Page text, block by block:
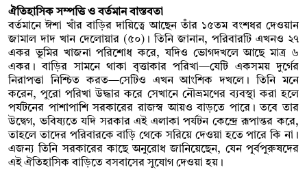
ঐতিহাসিক সম্পত্তি ও বর্তমান বাস্তবতা
বর্তমানে ঈশা খাঁর বাড়ির দায়িত্বে আছেন তাঁর ১৫তম বংশধর দেওয়ান
জামাল দাদ খান দেলোয়ার (৫০)। তিনি জানান, পরিবারটি এখনও ২৭
একর ভূমির খাজনা পরিশোধ করে, যদিও ভোগদখলে আছে মাত্র ৬
একর। বাড়ির সামনে থাকা বৃত্তাকার পরিখা—যেটি একসময় দুর্গের
নিরাপত্তা নিশ্চিত করত—সেটিও এখন আংশিক দখলে। তিনি মনে
করেন, পুরো পরিখা উদ্ধার করে সেখানে নৌভ্রমণের ব্যবস্থা করা হলে
পর্যটনের পাশাপাশি সরকারের রাজস্ব আয়ও বাড়তে পারে। তবে তার
উদ্বেগ, ভবিষ্যতে যদি সরকার এই এলাকা পর্যটন কেন্দ্রে রূপান্তর করে,
তাহলে তাদের পরিবারকে বাড়ি থেকে সরিয়ে দেওয়া হতে পারে কি না।
এজন্য তিনি সরকারের কাছে অনুরোধ জানিয়েছেন, যেন পূর্বপুরুষদের
এই ঐতিহাসিক বাড়িতে বসবাসের সুযোগ দেওয়া হয়।